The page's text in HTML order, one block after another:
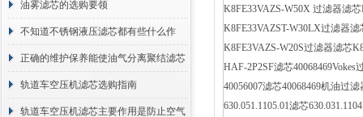
油雾滤芯的选购要领
不知道不锈钢液压滤芯都有些什么作
用？进来看
正确的维护保养能使油气分离聚结滤芯
长期稳定运行
轨道车空压机滤芯选购指南
轨道车空压机滤芯主要作用是防止空气
K8FE33VAZS-W50X 过滤器滤
K8FE33VAZST-W30LX过滤器
K8FE3VAZS-W20S过滤器滤芯
HAF-2P2SF滤芯40068469Vokes
40056007滤芯40068469机油过
630.051.1105.01滤芯